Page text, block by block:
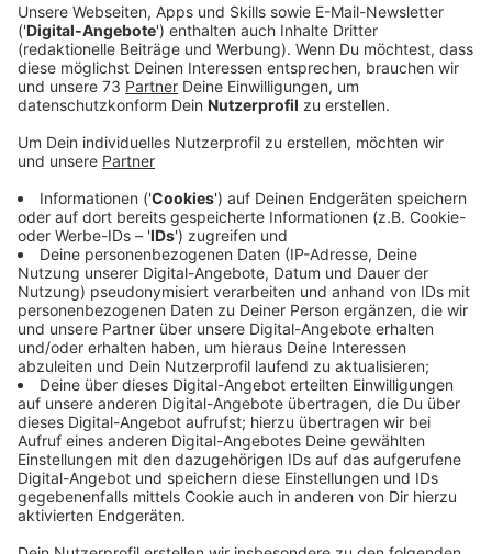
Ein Promi, keine Fragen und fünf
Gegenstände
Anzeige
Wenn ein Popstar, Comedian, Schauspieler oder
Politiker bei uns zu Besuch ist, stellt er sich auch dem
besonderen Video-Interview „Fünf für". Dabei wird
keine einzige Frage gestellt, sondern dem Gast
einfach fünf Dinge in die Hand gedrückt, zu denen er
das erzählt, was ihm als Erstes einfällt. Keine
Standardantworten, keine Promotionaussagen -
sondern ganz persönliche Geschichten - das ist „Fünf
für"!
Anzeige